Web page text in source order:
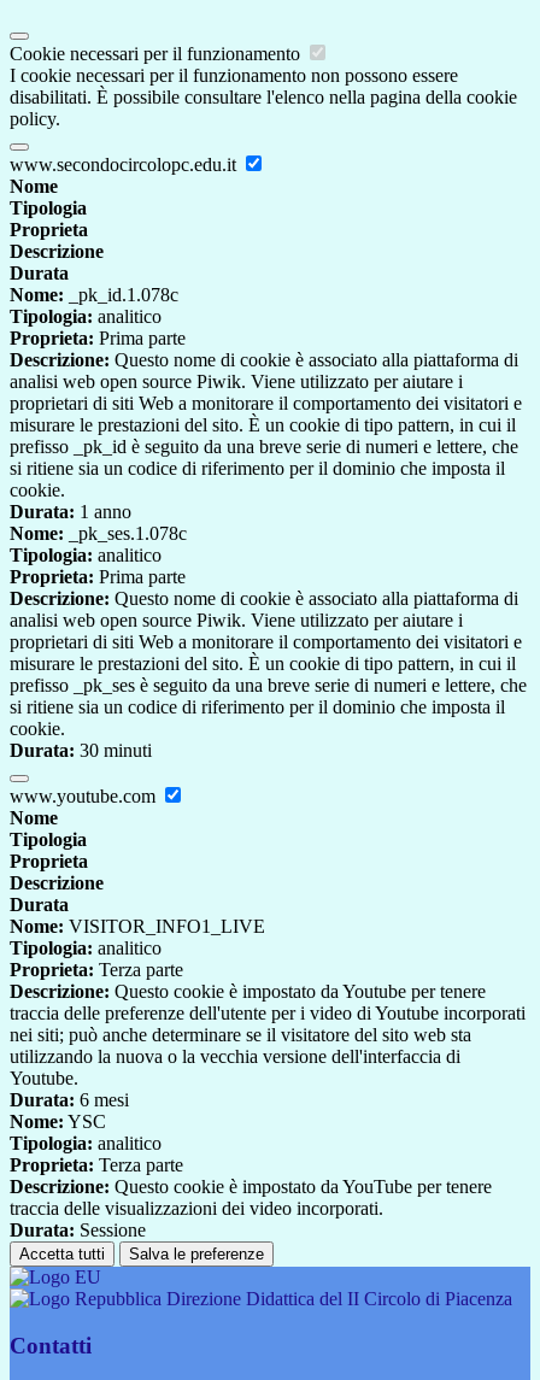
Cookie necessari per il funzionamento
I cookie necessari per il funzionamento non possono essere
disabilitati. È possibile consultare l'elenco nella pagina della cookie
policy.
www.secondocircolopc.edu.it
Nome
Tipologia
Proprieta
Descrizione
Durata
Nome: _pk_id.1.078c
Tipologia: analitico
Proprieta: Prima parte
Descrizione: Questo nome di cookie è associato alla piattaforma di
analisi web open source Piwik. Viene utilizzato per aiutare i
proprietari di siti Web a monitorare il comportamento dei visitatori e
misurare le prestazioni del sito. È un cookie di tipo pattern, in cui il
prefisso _pk_id è seguito da una breve serie di numeri e lettere, che
si ritiene sia un codice di riferimento per il dominio che imposta il
cookie.
Durata: 1 anno
Nome: _pk_ses.1.078c
Tipologia: analitico
Proprieta: Prima parte
Descrizione: Questo nome di cookie è associato alla piattaforma di
analisi web open source Piwik. Viene utilizzato per aiutare i
proprietari di siti Web a monitorare il comportamento dei visitatori e
misurare le prestazioni del sito. È un cookie di tipo pattern, in cui il
prefisso _pk_ses è seguito da una breve serie di numeri e lettere, che
si ritiene sia un codice di riferimento per il dominio che imposta il
cookie.
Durata: 30 minuti
www.youtube.com
Nome
Tipologia
Proprieta
Descrizione
Durata
Nome: VISITOR_INFO1_LIVE
Tipologia: analitico
Proprieta: Terza parte
Descrizione: Questo cookie è impostato da Youtube per tenere
traccia delle preferenze dell'utente per i video di Youtube incorporati
nei siti; può anche determinare se il visitatore del sito web sta
utilizzando la nuova o la vecchia versione dell'interfaccia di
Youtube.
Durata: 6 mesi
Nome: YSC
Tipologia: analitico
Proprieta: Terza parte
Descrizione: Questo cookie è impostato da YouTube per tenere
traccia delle visualizzazioni dei video incorporati.
Durata: Sessione
Accetta tutti Salva le preferenze
Direzione Didattica del II Circolo di Piacenza
Contatti